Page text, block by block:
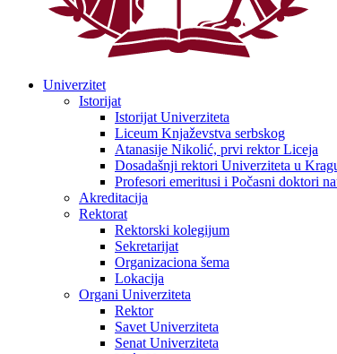
Univerzitet
Istorijat
Istorijat Univerziteta
Liceum Knjaževstva serbskog
Atanasije Nikolić, prvi rektor Liceja
Dosadašnji rektori Univerziteta u
Profesori emeritusi i Počasni doktori
Akreditacija
Rektorat
Rektorski kolegijum
Sekretarijat
Organizaciona šema
Lokacija
Organi Univerziteta
Rektor
Savet Univerziteta
Senat Univerziteta